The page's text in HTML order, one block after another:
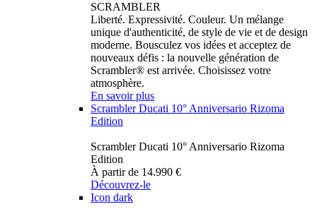
SCRAMBLER
Liberté. Expressivité. Couleur. Un mélange
unique d'authenticité, de style de vie et de design
moderne. Bousculez vos idées et acceptez de
nouveaux défis : la nouvelle génération de
Scrambler® est arrivée. Choisissez votre
atmosphère.
En savoir plus
Scrambler Ducati 10° Anniversario Rizoma
Edition
Scrambler Ducati 10° Anniversario Rizoma
Edition
À partir de 14.990 €
Découvrez-le
Icon dark